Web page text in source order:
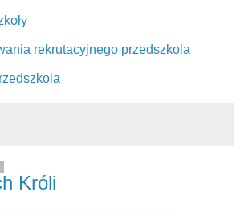
rekrutacyjnego przedszkola
Króli